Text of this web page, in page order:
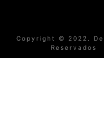
Copyright © 2022.
Reservados